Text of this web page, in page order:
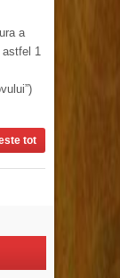
a
astfel 1
tot